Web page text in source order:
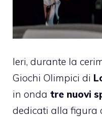
Ieri, durante la
Giochi Olimpici di
in onda tre nuovi
dedicati alla figura